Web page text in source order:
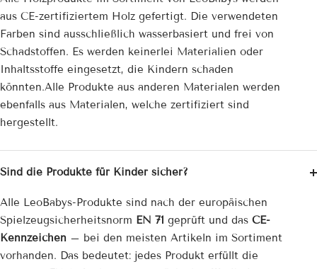
aus CE-zertifiziertem Holz gefertigt. Die verwendeten
Farben sind ausschließlich wasserbasiert und frei von
Schadstoffen. Es werden keinerlei Materialien oder
Inhaltsstoffe eingesetzt, die Kindern schaden
könnten.Alle Produkte aus anderen Materialen werden
ebenfalls aus Materialen, welche zertifiziert sind
hergestellt.
Sind die Produkte für Kinder sicher?
Alle LeoBabys-Produkte sind nach der europäischen
Spielzeug­sicherheitsnorm EN 71 geprüft und das CE-
Kennzeichen – bei den meisten Artikeln im Sortiment
vorhanden. Das bedeutet: jedes Produkt erfüllt die